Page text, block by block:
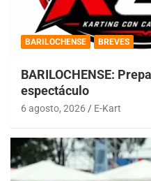
BARILOCHENSE BREVES
BARILOCHENSE:
espectáculo
6 agosto, 2026 E-Kart